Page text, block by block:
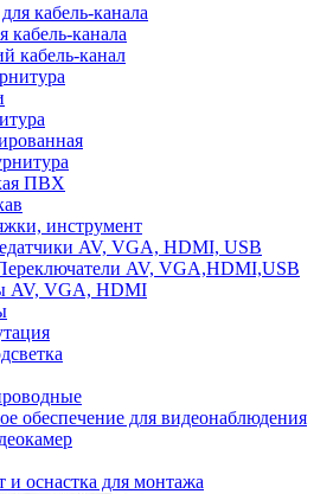
кабель-канала
кабель-канала
кабель-канал
ПВХ
инструмент
AV, VGA, HDMI, USB
AV, VGA,HDMI,USB
AV, VGA, HDMI
обеспечение для видеонаблюдения
и оснастка для монтажа